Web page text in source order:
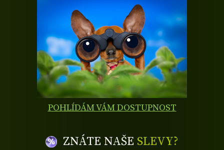
POHLÍDÁM VÁM DOSTUPNOST
ZNÁTE NAŠE SLEVY?